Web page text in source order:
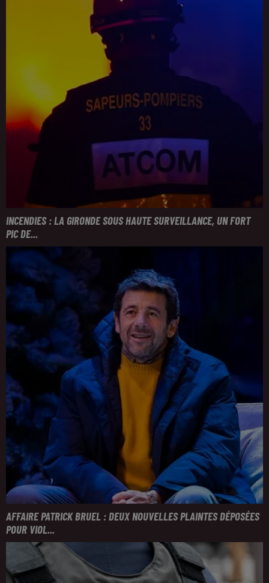
INCENDIES : LA GIRONDE SOUS HAUTE SURVEILLANCE, UN FORT
PIC DE...
AFFAIRE PATRICK BRUEL : DEUX NOUVELLES PLAINTES DÉPOSÉES
POUR VIOL...